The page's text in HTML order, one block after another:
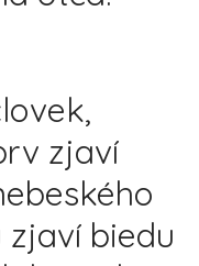
zjaví
biedu